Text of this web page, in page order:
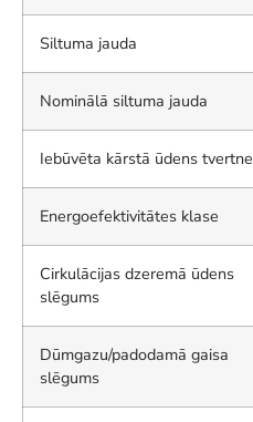
Siltuma jauda
Nominālā siltuma jauda
Iebūvēta kārstā ūdens tvertne
Energoefektivitātes klase
Cirkulācijas dzeremā ūdens
slēgums
Dūmgazu/padodamā gaisa
slēgums